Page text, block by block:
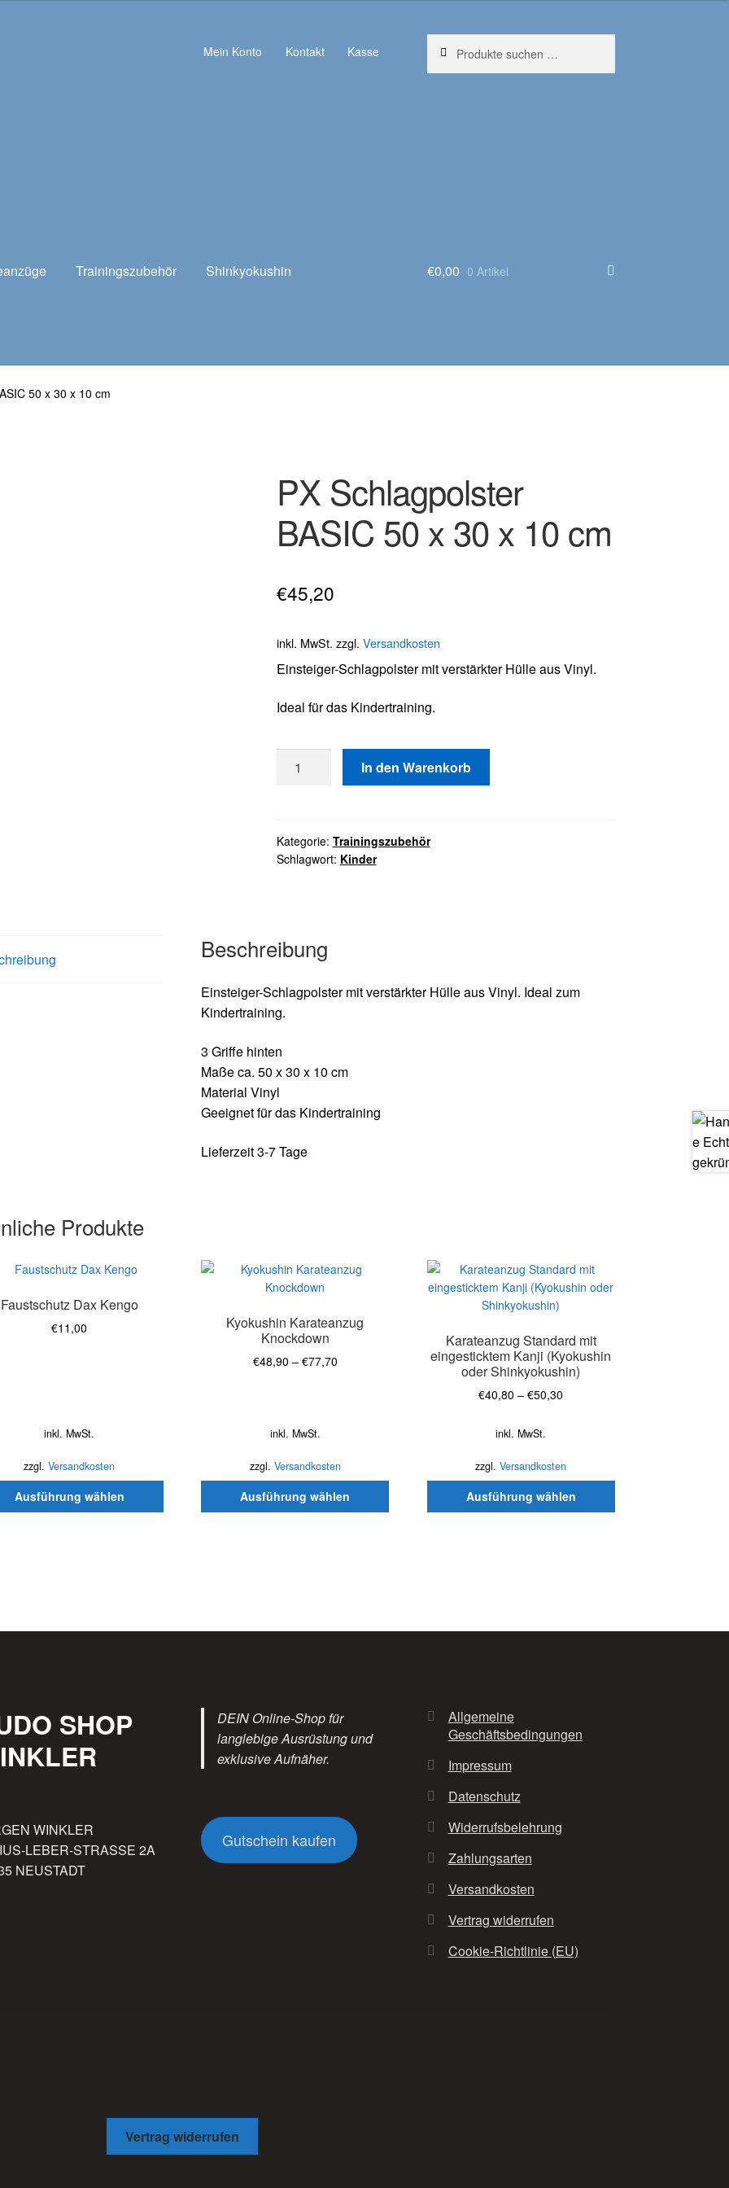
Mein Konto Kontakt Kasse
nach:
Trainingszubehör Shinkyokushin €0,00 0 Artikel
50 x 30 x 10 cm
PX Schlagpolster
BASIC 50 x 30 x 10 cm
€45,20
inkl. MwSt. zzgl. Versandkosten
Einsteiger-Schlagpolster mit verstärkter Hülle aus Vinyl.
Ideal für das Kindertraining.
Schlagpolster
x
30
Menge
In den Warenkorb
Kategorie: Trainingszubehör
Schlagwort: Kinder
Beschreibung
Einsteiger-Schlagpolster mit verstärkter Hülle aus Vinyl. Ideal zum
Kindertraining.
3 Griffe hinten
Maße ca. 50 x 30 x 10 cm
Material Vinyl
Geeignet für das Kindertraining
Lieferzeit 3-7 Tage
Produkte
Faustschutz Dax Kengo
€11,00
inkl. MwSt.
zzgl.Versandkosten
Ausführung wählen
Kyokushin Karateanzug
Knockdown
€48,90 – €77,70
inkl. MwSt.
zzgl. Versandkosten
Ausführung wählen
Dieses
mehrere
Produktseite
gewählt
Karateanzug Standard mit
eingesticktem Kanji (Kyokushin
oder Shinkyokushin)
€40,80 –€50,30
inkl. MwSt.
zzgl.Versandkosten
Ausführung wählen
Dieses
Produkt
Varianten
auf.
Produktseite
gewählt
SHOP
WINKLER
LEBER-STRASSE 2A
NEUSTADT
DEIN Online-Shop für
langlebige Ausrüstung und
exklusive Aufnäher.
Gutschein kaufen
Allgemeine
Geschäftsbedingungen
Impressum
Datenschutz
Widerrufsbelehrung
Zahlungsarten
Versandkosten
Vertrag widerrufen
Cookie-Richtlinie (EU)
Vertrag widerrufen